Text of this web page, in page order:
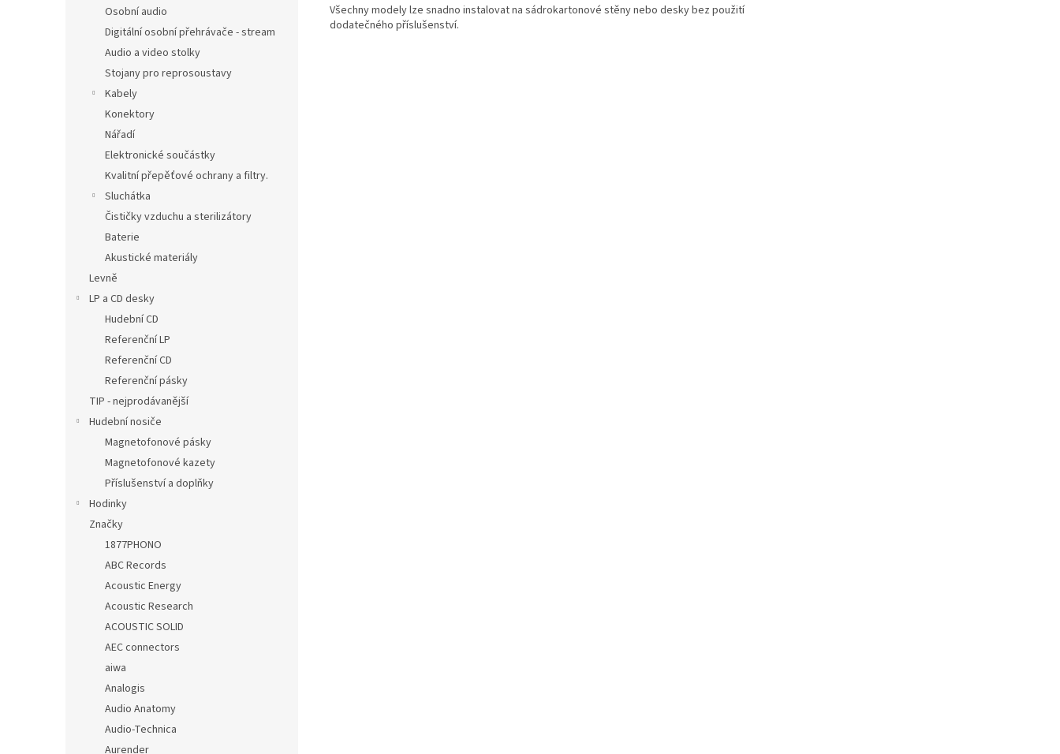
Osobní audio
Digitální osobní přehrávače - stream
Audio a video stolky
Stojany pro reprosoustavy
Kabely
Konektory
Nářadí
Elektronické součástky
Kvalitní přepěťové ochrany a filtry.
Sluchátka
Čističky vzduchu a sterilizátory
Baterie
Akustické materiály
Levně
LP a CD desky
Hudební CD
Referenční LP
Referenční CD
Referenční pásky
TIP - nejprodávanější
Hudební nosiče
Magnetofonové pásky
Magnetofonové kazety
Příslušenství a doplňky
Hodinky
Značky
1877PHONO
ABC Records
Acoustic Energy
Acoustic Research
ACOUSTIC SOLID
AEC connectors
aiwa
Analogis
Audio Anatomy
Audio-Technica
Aurender
Všechny modely lze snadno instalovat na sádrokartonové stěny nebo desky bez použití
dodatečného příslušenství.